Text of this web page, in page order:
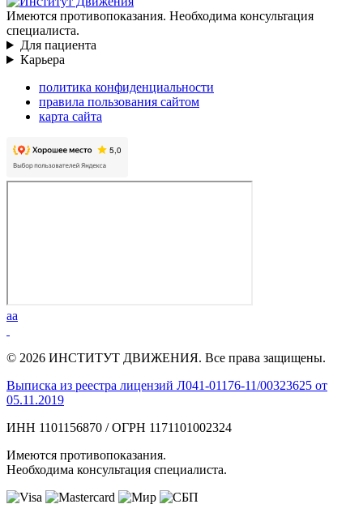
Имеются противопоказания. Необходима консультация
специалиста.
Для пациента
Карьера
политика конфиденциальности
правила пользования сайтом
карта сайта
aa
© 2026 ИНСТИТУТ ДВИЖЕНИЯ. Все права защищены.
Выписка из реестра лицензий Л041-01176-11/00323625 от
05.11.2019
ИНН 1101156870 / ОГРН 1171101002324
Имеются противопоказания.
Необходима консультация специалиста.